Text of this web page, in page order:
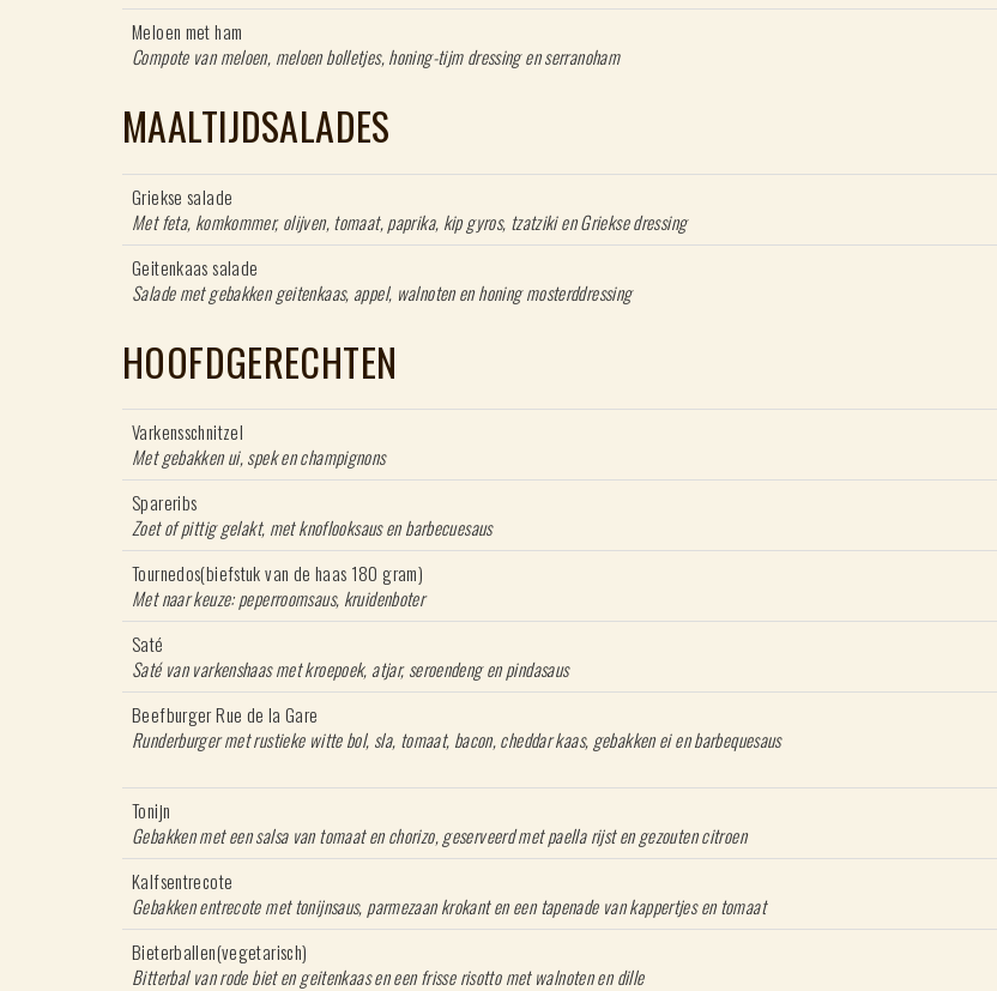
Meloen met ham
Compote van meloen, meloen bolletjes, honing-tijm dressing en serranoham
MAALTIJDSALADES
Griekse salade
Met feta, komkommer, olijven, tomaat, paprika, kip gyros, tzatziki en Griekse dressing
Geitenkaas salade
Salade met gebakken geitenkaas, appel, walnoten en honing mosterddressing
HOOFDGERECHTEN
Varkensschnitzel
Met gebakken ui, spek en champignons
Spareribs
Zoet of pittig gelakt, met knoflooksaus en barbecuesaus
Tournedos(biefstuk van de haas 180 gram)
Met naar keuze: peperroomsaus, kruidenboter
Saté
Saté van varkenshaas met kroepoek, atjar, seroendeng en pindasaus
Beefburger Rue de la Gare
Runderburger met rustieke witte bol, sla, tomaat, bacon, cheddar kaas, gebakken ei en barbequesaus
Tonijn
Gebakken met een salsa van tomaat en chorizo, geserveerd met paella rijst en gezouten citroen
Kalfsentrecote
Gebakken entrecote met tonijnsaus, parmezaan krokant en een tapenade van kappertjes en tomaat
Bieterballen(vegetarisch)
Bitterbal van rode biet en geitenkaas en een frisse risotto met walnoten en dille